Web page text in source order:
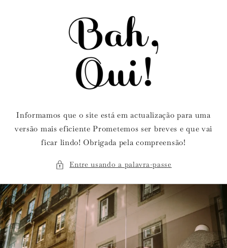
Informamos que o site está em actualização para uma
versão mais eficiente Prometemos ser breves e que vai
ficar lindo! Obrigada pela compreensão!
Entre usando a palavra-passe